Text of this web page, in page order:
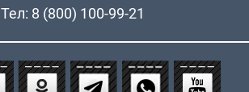
Тел: 8 (800) 100-99-21